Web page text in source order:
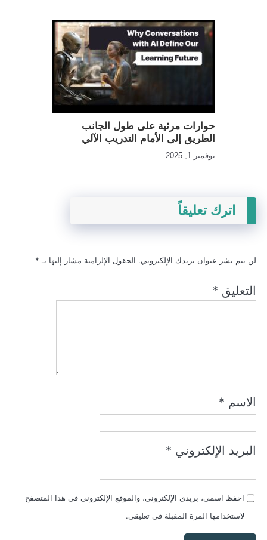
حوارات مرئية على طول الجانب
الطريق إلى الأمام التدريب الآلي
نوفمبر 1, 2025
اترك تعليقاً
لن يتم نشر عنوان بريدك الإلكتروني. الحقول الإلزامية مشار إليها بـ *
التعليق *
الاسم *
البريد الإلكتروني *
احفظ اسمي، بريدي الإلكتروني، والموقع الإلكتروني في هذا المتصفح
لاستخدامها المرة المقبلة في تعليقي.